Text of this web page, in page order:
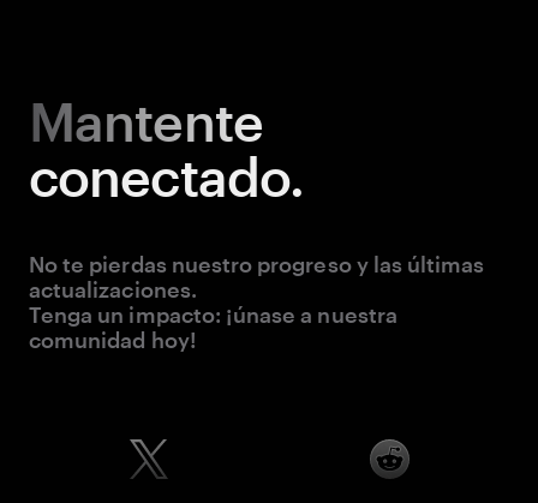
Mantente
conectado.
No te pierdas nuestro progreso y las últimas
actualizaciones.
Tenga un impacto: ¡únase a nuestra
comunidad hoy!